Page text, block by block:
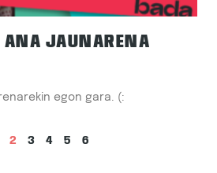
ANA JAUNARENA
egon gara. (:
2 3 4 5 6